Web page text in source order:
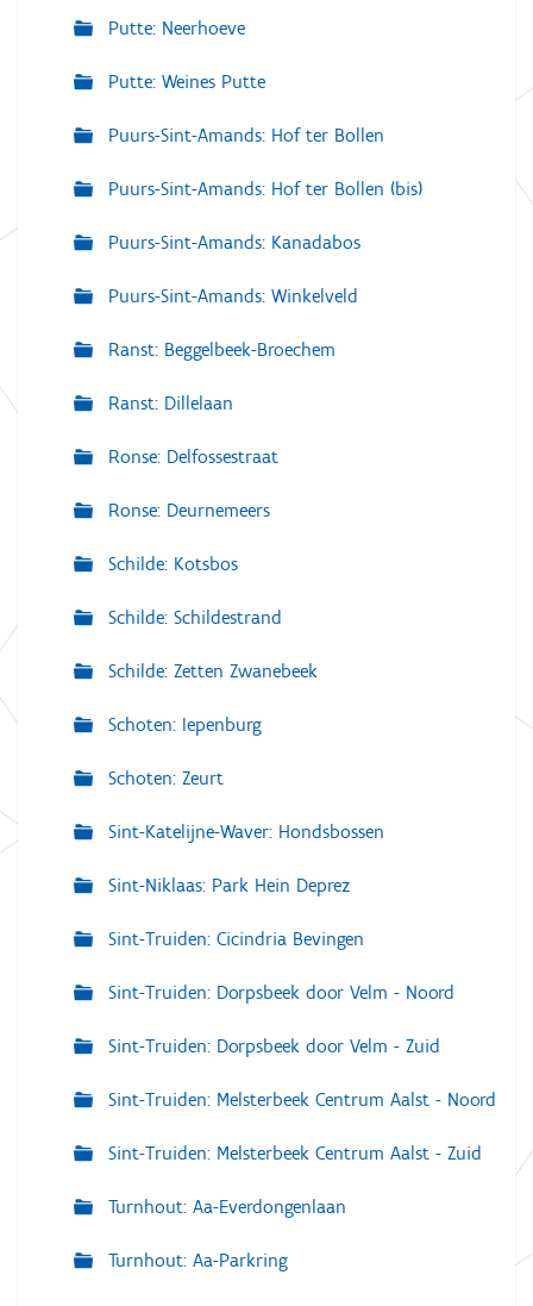
Putte: Neerhoeve
Putte: Weines Putte
Puurs-Sint-Amands: Hof ter Bollen
Puurs-Sint-Amands: Hof ter Bollen (bis)
Puurs-Sint-Amands: Kanadabos
Puurs-Sint-Amands: Winkelveld
Ranst: Beggelbeek-Broechem
Ranst: Dillelaan
Ronse: Delfossestraat
Ronse: Deurnemeers
Schilde: Kotsbos
Schilde: Schildestrand
Schilde: Zetten Zwanebeek
Schoten: Iepenburg
Schoten: Zeurt
Sint-Katelijne-Waver: Hondsbossen
Sint-Niklaas: Park Hein Deprez
Sint-Truiden: Cicindria Bevingen
Sint-Truiden: Dorpsbeek door Velm - Noord
Sint-Truiden: Dorpsbeek door Velm - Zuid
Sint-Truiden: Melsterbeek Centrum Aalst - Noord
Sint-Truiden: Melsterbeek Centrum Aalst - Zuid
Turnhout: Aa-Everdongenlaan
Turnhout: Aa-Parkring